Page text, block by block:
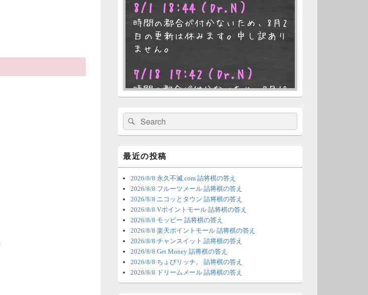
8/1 18:44 （Dr.N）
時間の都合が付かないため、8月2
日の更新は休みます。申し訳あり
ません。
7/18 17:42 （Dr.N）
時間の都合が付かないため、7月19
ません。
7/4 18:54（Dr.N）
時間の都合が付かないため、7月5
日の更新は休みます。申し訳あり
ません。
6/22 2:12（Dr.N）
ちょびリッチが10：00までメンテ
ナンスとのことなので、本日分の
更新は難しいかもしれません。
6/20 18:45（Dr.N）
検
索:
検
索
最近の投稿
2026/8/8 永久不滅.com 詰将棋の答え
2026/8/8 フルーツメール 詰将棋の答え
2026/8/8 ニコッとタウン 詰将棋の答え
2026/8/8 Vポイントモール 詰将棋の答え
2026/8/8 モッピー 詰将棋の答え
2026/8/8 楽天ポイントモール 詰将棋の答え
2026/8/8 チャンスイット 詰将棋の答え
2026/8/8 Get Money 詰将棋の答え
2026/8/8 ちょびリッチ。 詰将棋の答え
2026/8/8 ドリームメール 詰将棋の答え